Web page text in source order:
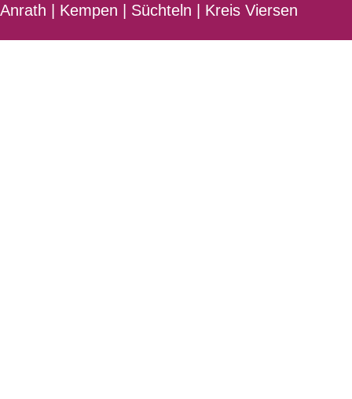
Anrath | Kempen | Süchteln | Kreis Viersen